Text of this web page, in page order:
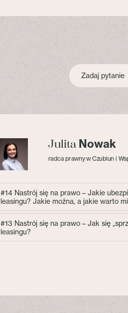
Zadaj pytanie
Julita Nowak
radca prawny w Czublun i
#14 Nastrój się na prawo – Jakie
leasingu? Jakie można, a jakie warto
#13 Nastrój się na prawo – Jak się
leasingu?